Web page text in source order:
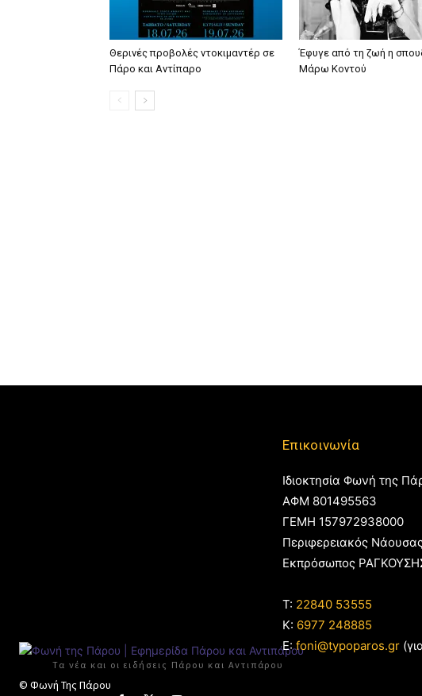
Θερινές προβολές ντοκιμαντέρ σε
Πάρο και Αντίπαρο
Έφυγε από τη ζωή η
Μάρω Κοντού
Τα νέα και οι ειδήσεις Πάρου και Αντιπάρου
© Φωνή Της Πάρου
Επικοινωνία
Ιδιοκτησία Φωνή της
ΑΦΜ 801495563
ΓΕΜΗ 157972938000
Περιφερειακός
Εκπρόσωπος
T: 22840 53555
Κ: 6977 248885
E:foni@typoparos.gr